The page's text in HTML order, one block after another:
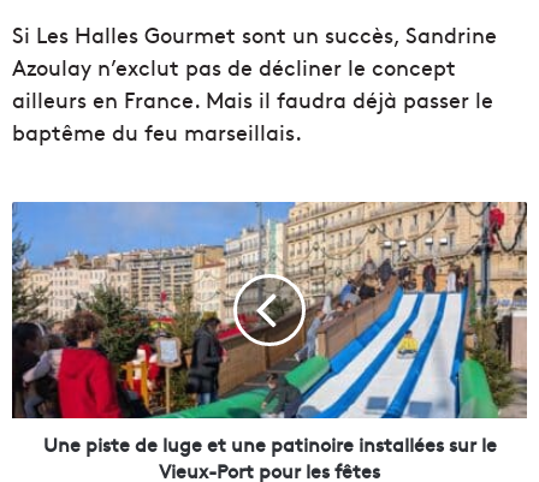
Si Les Halles Gourmet sont un succès, Sandrine
Azoulay n’exclut pas de décliner le concept
ailleurs en France. Mais il faudra déjà passer le
baptême du feu marseillais.
U
n
e
p
i
e
d
Une piste de luge et une patinoire installées sur le
Vieux-Port pour les fêtes